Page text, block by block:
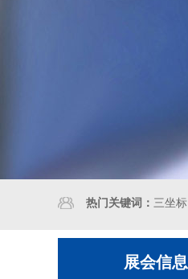
热门关键词： 三坐标
展会信息